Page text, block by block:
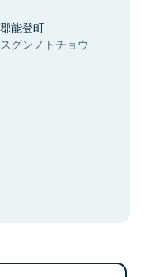
能登町
グンノトチョウ